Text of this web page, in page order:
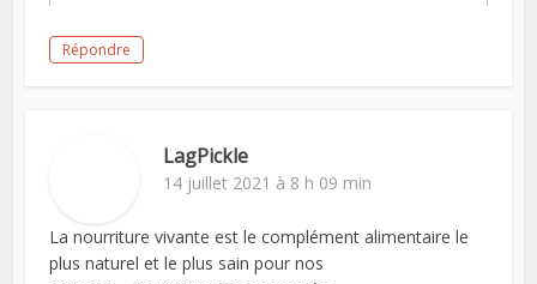
Répondre
LagPickle
14 juillet 2021 à 8 h 09 min
La nourriture vivante est le complément alimentaire le
plus naturel et le plus sain pour nos